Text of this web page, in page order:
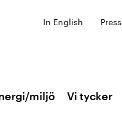
In English Press
miljö Vi tycker